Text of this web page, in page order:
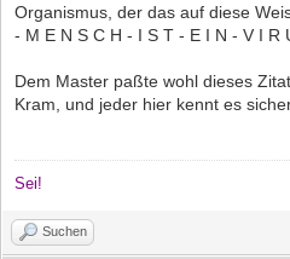
Organismus, der das auf diese
- M E N S C H - I S T - E I N - V I R
Dem Master paßte wohl dieses
Kram, und jeder hier kennt es
Sei!
Suchen